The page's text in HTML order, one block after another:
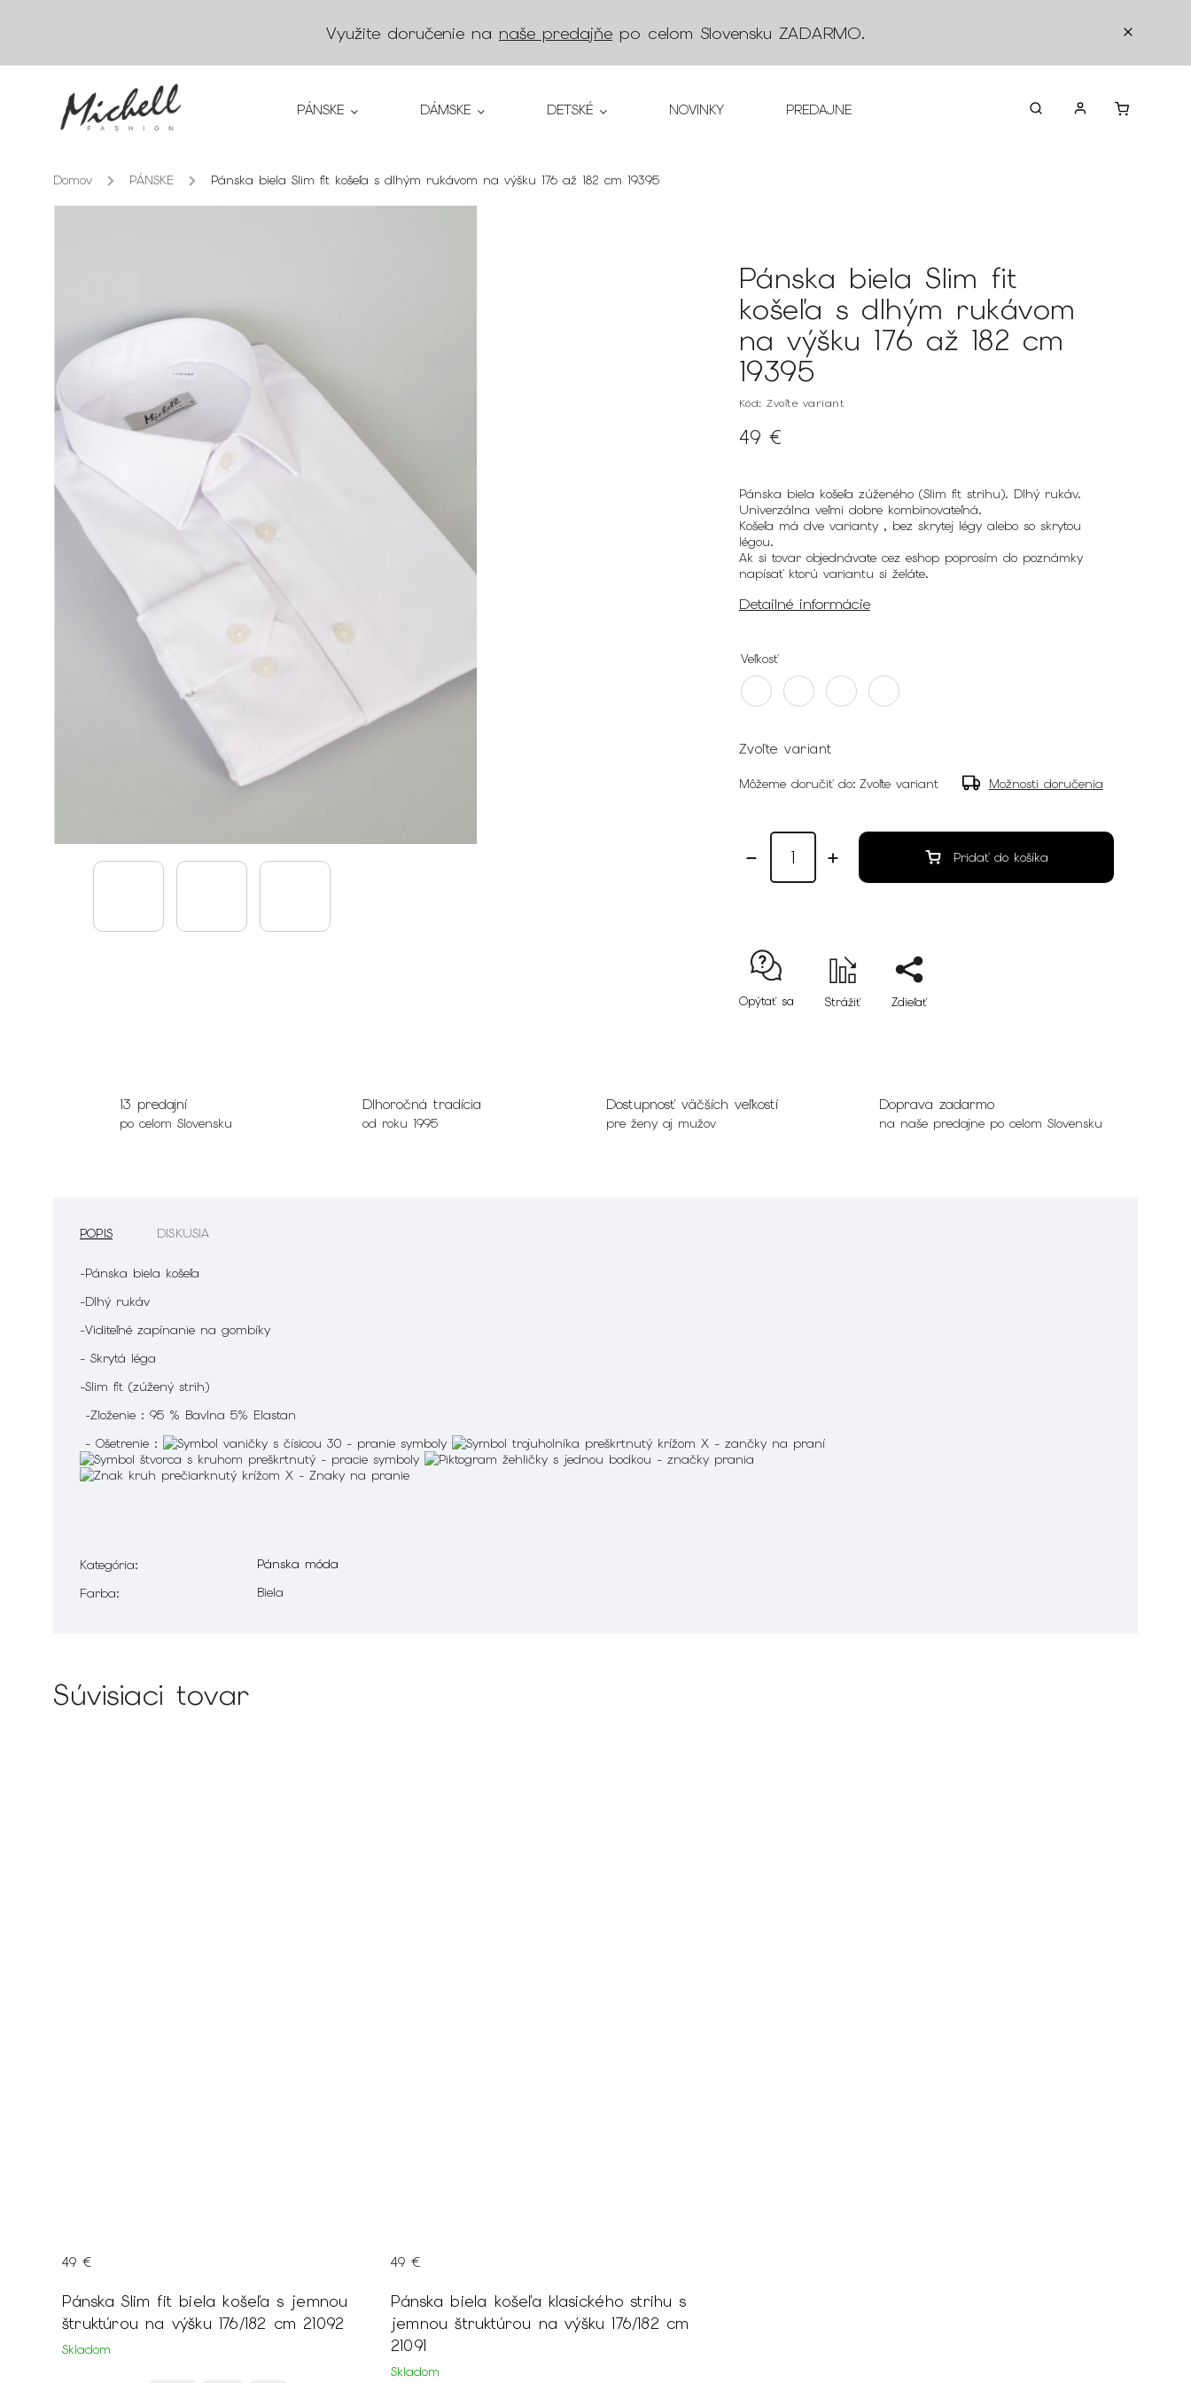
Využite doručenie na naše predajňe po celom Slovensku ZADARMO.
PÁNSKE DÁMSKE DETSKÉ NOVINKY PREDAJNE KONTAKTY
Domov / PÁNSKE / Pánska biela Slim fit košeľa s dlhým rukávom na výšku 176 až 182 cm 19395
Pánska biela Slim fit
košeľa s dlhým rukávom
na výšku 176 až 182 cm
19395
Kód: Zvoľte variant
49 €
Pánska biela košeľa zúženého (Slim fit strihu). Dlhý rukáv.
Univerzálna veľmi dobre kombinovateľná.
Košeľa má dve varianty , bez skrytej légy alebo so skrytou
légou.
Ak si tovar objednávate cez eshop poprosím do poznámky
napísať ktorú variantu si želáte.
Detailné informácie
Veľkosť
Zvoľte variant
Môžeme doručiť do: Zvoľte variant Možnosti doručenia
Pridať do košíka
Opýtať sa Strážiť Zdieľať
13 predajní
po celom Slovensku
Dlhoročná tradícia
od roku 1995
Dostupnosť väčších veľkostí
pre ženy aj mužov
Doprava zadarmo
na naše predajne po celom Slovensku
POPIS DISKUSIA
-Pánska biela košeľa
-Dlhý rukáv
-Viditeľné zapínanie na gombíky
- Skrytá léga
-Slim fit (zúžený strih)
-Zloženie : 95 % Bavlna 5% Elastan
- Ošetrenie :
Kategória:
Pánska móda
Farba: Biela
Súvisiaci tovar
Pánska Slim fit biela košeľa s jemnou
štruktúrou na výšku 176/182 cm 21092
Skladom
49 €
Pánska biela košeľa klasického strihu s
jemnou štruktúrou na výšku 176/182 cm
21091
Skladom
49 €